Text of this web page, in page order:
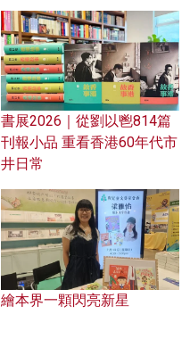
書展2026｜從劉以鬯814篇
刊報小品 重看香港60年代市
井日常
繪本界一顆閃亮新星